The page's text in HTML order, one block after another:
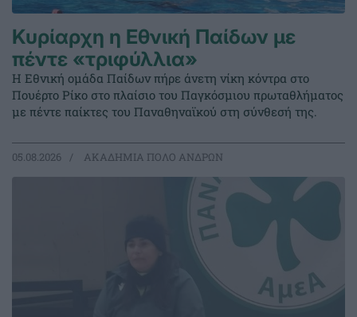
Κυρίαρχη η Εθνική Παίδων με
πέντε «τριφύλλια»
Η Εθνική ομάδα Παίδων πήρε άνετη νίκη κόντρα στο
Πουέρτο Ρίκο στο πλαίσιο του Παγκόσμιου πρωταθλήματος
με πέντε παίκτες του Παναθηναϊκού στη σύνθεσή της.
05.08.2026 ΑΚΑΔΗΜΙΑ ΠΟΛΟ ΑΝΔΡΩΝ